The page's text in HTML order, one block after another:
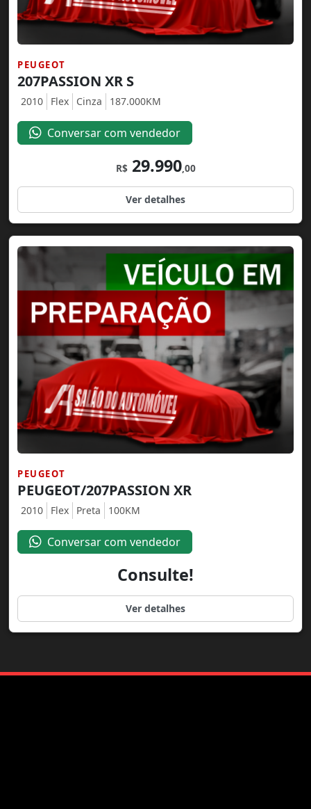
PEUGEOT
207PASSION XR S
2010 Flex Cinza 187.000KM
Conversar com vendedor
R$29.990,00
Ver detalhes
PEUGEOT
PEUGEOT/207PASSION XR
2010 Flex Preta 100KM
Conversar com vendedor
Consulte!
Ver detalhes